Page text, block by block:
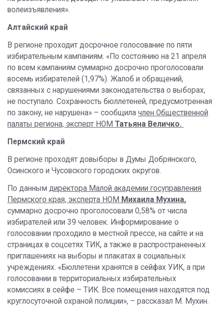
волеизъявления».
Алтайский край
В регионе проходит досрочное голосование по пяти
избирательным кампаниям. «По состоянию на 21 апреля
по всем кампаниям суммарно досрочно проголосовали
восемь избирателей (1,97%). Жалоб и обращений,
связанных с нарушениями законодательства о выборах,
не поступало. Сохранность бюллетеней, предусмотренная
по закону, не нарушена» – сообщила член Общественной
палаты региона, эксперт НОМ Татьяна Величко.
Пермский край
В регионе проходят довыборы в Думы Добрянского,
Осинского и Чусовского городских округов.
По данным директора Малой академии госуправления
Пермского края, эксперта НОМ Михаила Мухина,
суммарно досрочно проголосовали 0,58% от числа
избирателей или 39 человек. Информирование о
голосовании проходило в местной прессе, на сайте и на
страницах в соцсетях ТИК, а также в распространенных
приглашениях на выборы и плакатах в социальных
учреждениях. «Бюллетени хранятся в сейфах УИК, а при
голосовании в территориальных избирательных
комиссиях в сейфе – ТИК. Все помещения находятся под
круглосуточной охраной полиции», – рассказал М. Мухин.